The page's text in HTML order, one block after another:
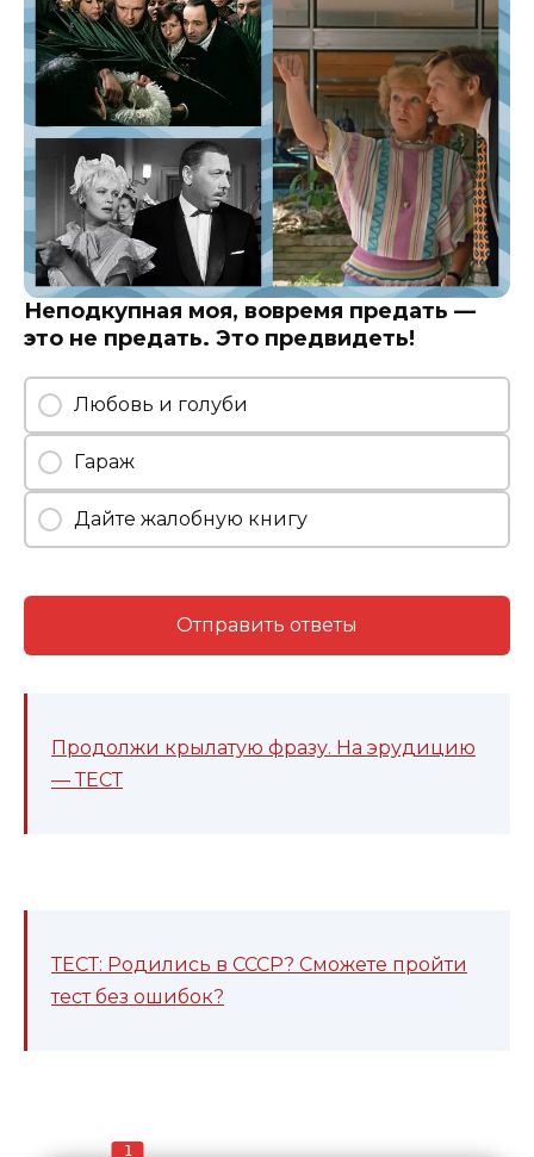
Неподкупная моя, вовремя предать —
это не предать. Это предвидеть!
Любовь и голуби
Гараж
Дайте жалобную книгу
Отправить ответы
Продолжи крылатую фразу. На эрудицию
— ТЕСТ
ТЕСТ: Родились в СССР? Сможете пройти
тест без ошибок?
1